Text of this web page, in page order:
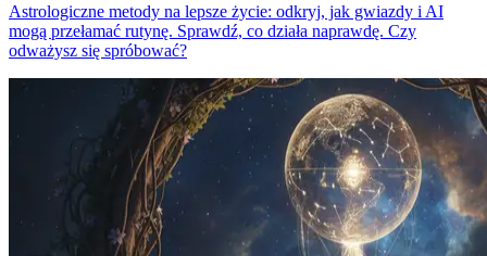
Astrologiczne metody na lepsze życie: odkryj, jak gwiazdy i AI
mogą przełamać rutynę. Sprawdź, co działa naprawdę. Czy
odważysz się spróbować?